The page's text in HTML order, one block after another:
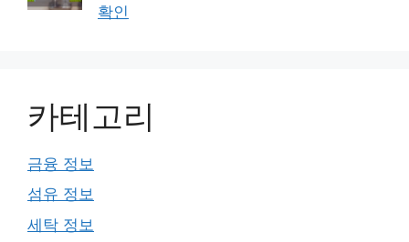
확인
카테고리
금융 정보
섬유 정보
세탁 정보